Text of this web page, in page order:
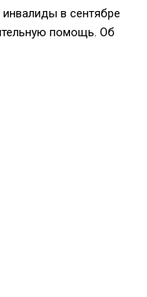
в сентябре
помощь. Об